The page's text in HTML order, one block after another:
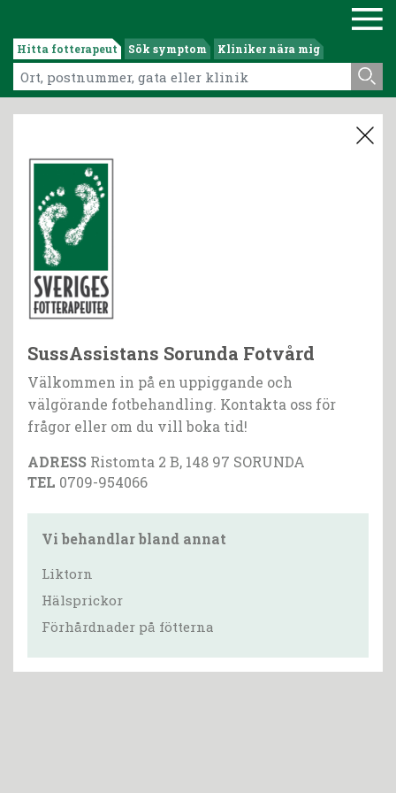
Hitta fotterapeut Sök symptom Kliniker nära mig
SussAssistans Sorunda Fotvård
Välkommen in på en uppiggande och
välgörande fotbehandling. Kontakta oss för
frågor eller om du vill boka tid!
ADRESS Ristomta 2 B, 148 97 SORUNDA
TEL 0709-954066
Vi behandlar bland annat
Liktorn
Hälsprickor
Förhårdnader på fötterna